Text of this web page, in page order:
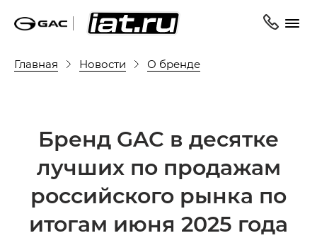
Главная Новости О бренде
Бренд GAC в десятке
лучших по продажам
российского рынка по
итогам июня 2025 года